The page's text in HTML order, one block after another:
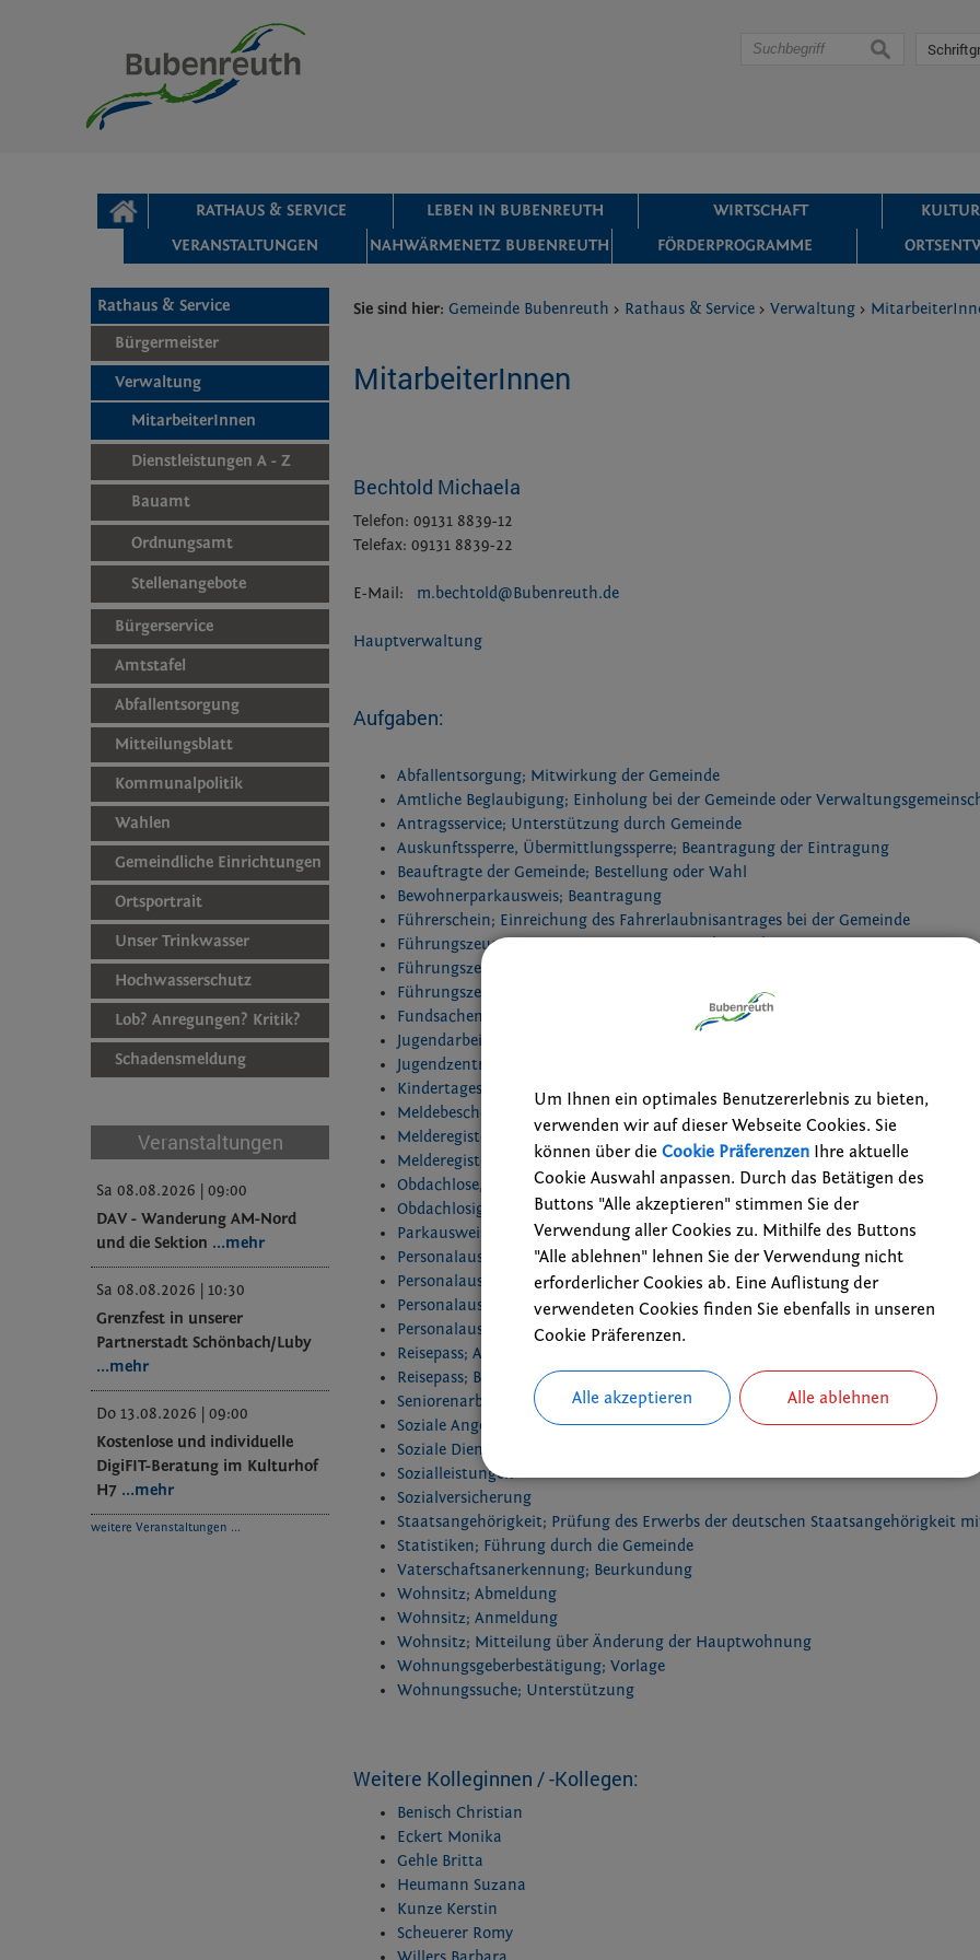
suchen
STARTSEITE RATHAUS & SERVICE LEBEN IN BUBENREUTH WIRTSCHAFT
VERANSTALTUNGEN
NAHWÄRMENETZ BUBENREUTH FÖRDERPROGRAMME
Rathaus & Service
Bürgermeister
Verwaltung
MitarbeiterInnen
Dienstleistungen A - Z
Bauamt
Ordnungsamt
Stellenangebote
Bürgerservice
Amtstafel
Abfallentsorgung
Mitteilungsblatt
Kommunalpolitik
Wahlen
Gemeindliche Einrichtungen
Ortsportrait
Unser Trinkwasser
Hochwasserschutz
Lob? Anregungen? Kritik?
Schadensmeldung
Veranstaltungen
Sa 08.08.2026 | 09:00
DAV - Wanderung AM-Nord
und die Sektion ...mehr
Sa 08.08.2026 | 10:30
Grenzfest in unserer
Partnerstadt Schönbach/Luby
...mehr
Do 13.08.2026 | 09:00
Kostenlose und individuelle
DigiFIT-Beratung im Kulturhof
H7 ...mehr
weitere Veranstaltungen ...
Sie sind hier: Gemeinde Bubenreuth > Rathaus & Service >Verwaltung >
MitarbeiterInnen
Bechtold Michaela
Telefon: 09131 8839-12
Telefax: 09131 8839-22
E-Mail: m.bechtold@Bubenreuth.de
Hauptverwaltung
Aufgaben:
Abfallentsorgung; Mitwirkung der Gemeinde
Amtliche Beglaubigung; Einholung bei der Gemeinde oder
Antragsservice; Unterstützung durch Gemeinde
Auskunftssperre, Übermittlungssperre; Beantragung der Eintragung
Beauftragte der Gemeinde; Bestellung oder Wahl
Bewohnerparkausweis; Beantragung
Führerschein; Einreichung des Fahrerlaubnisantrages bei der Gemeinde
Führungszeugnis; Beantragung eines einfachen Führungszeugnisses
Führungszeugnis; Beantragung eines erweiterten Führungszeugnisses
Führungszeugnis; Beantragung eines Europäischen Führungszeugnisses
Fundsachen im Gemeindegebiet; Fundanzeige und Verlustanzeige
Jugendarbeit; Inanspruchnahme von Angeboten
Jugendzentrum; Angebote für Kinder und Jugendliche
Kindertageseinrichtungen
Meldebescheinigung; Beantragung
Melderegisterauskunft; Beantragung einer einfachen oder erweiterten Auskunft
Melderegisterauskunft; Beantragung einer Selbstauskunft aus dem
Obdachlose, Hilfen für
Obdachlosigkeit; Inanspruchnahme von Hilfestellungen zur Vermeidung
Parkausweis für schwerbehinderte Menschen; Beantragung
Personalausweis und elektronischer Aufenthaltstitel; Auskunft über
Personalausweis, Reisepass und eID-Karte; Beantragung der Änderung der
Personalausweis; Auskunft über den Bearbeitungsstand
Personalausweis; Beantragung
Reisepass; Auskunft über den Bearbeitungsstand
Reisepass; Beantragung
Seniorenarbeit
Soziale Angelegenheiten; Auskunft
Soziale Dienste
Sozialleistungen
Sozialversicherung
Staatsangehörigkeit; Prüfung des Erwerbs der deutschen Staatsangehörigkeit
Statistiken; Führung durch die Gemeinde
Vaterschaftsanerkennung; Beurkundung
Wohnsitz; Abmeldung
Wohnsitz; Anmeldung
Wohnsitz; Mitteilung über Änderung der Hauptwohnung
Wohnungsgeberbestätigung; Vorlage
Wohnungssuche; Unterstützung
Weitere Kolleginnen / -Kollegen:
Benisch Christian
Eckert Monika
Gehle Britta
Heumann Suzana
Kunze Kerstin
Scheuerer Romy
Um Ihnen ein optimales Benutzererlebnis zu bieten,
verwenden wir auf dieser Webseite Cookies. Sie
können über die Cookie PräferenzenIhre aktuelle
Cookie Auswahl anpassen. Durch das Betätigen des
Buttons "Alle akzeptieren" stimmen Sie der
Verwendung aller Cookies zu. Mithilfe des Buttons
"Alle ablehnen" lehnen Sie der Verwendung nicht
erforderlicher Cookies ab. Eine Auflistung der
verwendeten Cookies finden Sie ebenfalls in unseren
Cookie Präferenzen.
Alle akzeptieren Alle ablehnen